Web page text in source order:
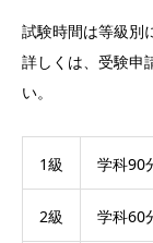
試験時間は等級別
詳しくは、受験申
い。
1級 学科
2級 学科